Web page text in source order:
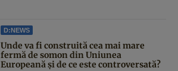
D:NEWS
Unde va fi construită cea mai mare
fermă de somon din Uniunea
Europeană și de ce este controversată?